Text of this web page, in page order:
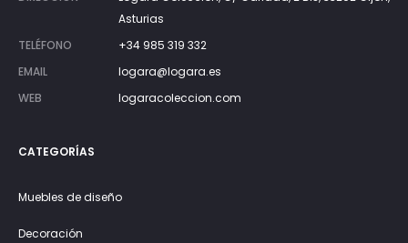
Asturias
TELÉFONO
+34 985 319 332
EMAIL
logara@logara.es
WEB
logaracoleccion.com
CATEGORÍAS
Muebles de diseño
Decoración